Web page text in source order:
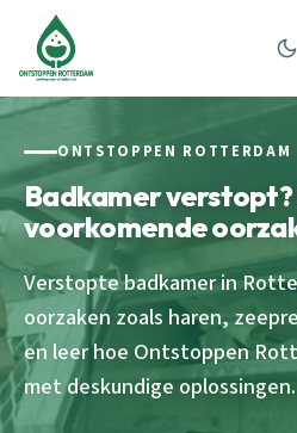
ONTSTOPPEN ROTTERDAM
Badkamer verstopt?
voorkomende
Verstopte badkamer in
oorzaken zoals haren,
en leer hoe Ontstoppen
met deskundige oplossingen.